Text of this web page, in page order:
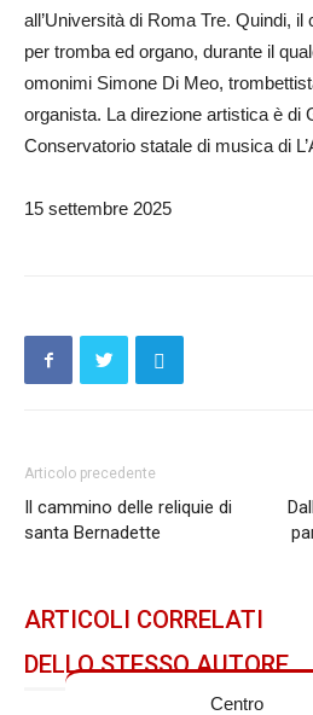
Centro
all’Università di Roma Tre. Quindi,
per tromba ed organo, durante il
omonimi Simone Di Meo,
organista. La direzione artistica è di
Conservatorio statale di musica di
15 settembre 2025
Articolo precedente
Il cammino delle reliquie di
santa Bernadette
ARTICOLI CORRELATI
DELLO STESSO AUTORE